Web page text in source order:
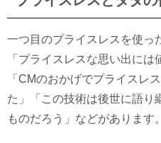
一つ目のプライスレスを使っ
「プライスレスな思い出には
「CMのおかげでプライスレ
た」「この技術は後世に語り
ものだろう」などがあります。